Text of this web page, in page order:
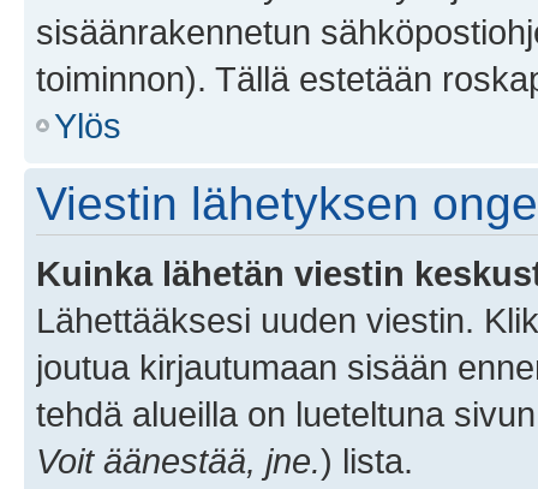
sisäänrakennetun
toiminnon). Tällä estetään
Ylös
Viestin lähetyksen
Kuinka lähetän viestin
Lähettääksesi uuden viestin.
joutua kirjautumaan sisään
tehdä alueilla on lueteltuna
Voit äänestää, jne.) lista.